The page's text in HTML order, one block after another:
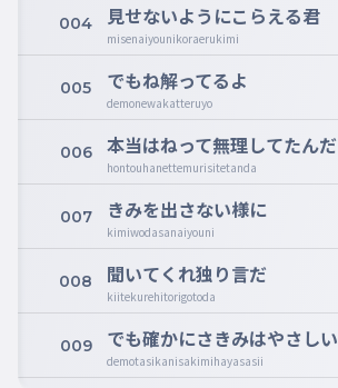
004 見せないようにこらえる君
misenaiyounikoraerukimi
005 でもね解ってるよ
demonewakatteruyo
006 本当はねって無理してたんだ
hontouhanettemurisitetanda
007 きみを出さない様に
kimiwodasanaiyouni
008 聞いてくれ独り言だ
kiitekurehitorigotoda
009 でも確かにさきみはやさしい
demotasikanisakimihayasasii